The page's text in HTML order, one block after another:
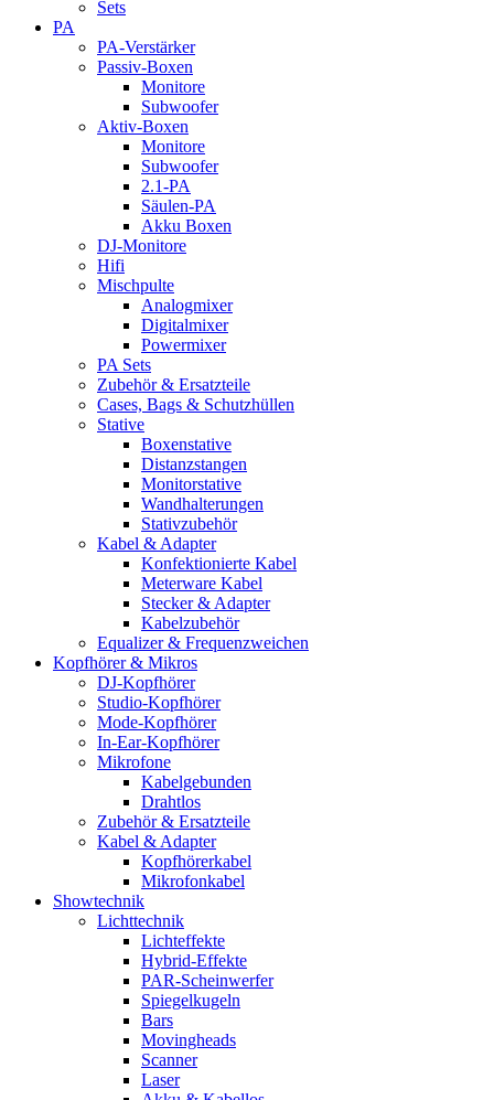
Sets
PA
PA-Verstärker
Passiv-Boxen
Monitore
Subwoofer
Aktiv-Boxen
Monitore
Subwoofer
2.1-PA
Säulen-PA
Akku Boxen
DJ-Monitore
Hifi
Mischpulte
Analogmixer
Digitalmixer
Powermixer
PA Sets
Zubehör & Ersatzteile
Cases, Bags & Schutzhüllen
Stative
Boxenstative
Distanzstangen
Monitorstative
Wandhalterungen
Stativzubehör
Kabel & Adapter
Konfektionierte Kabel
Meterware Kabel
Stecker & Adapter
Kabelzubehör
Equalizer & Frequenzweichen
Kopfhörer & Mikros
DJ-Kopfhörer
Studio-Kopfhörer
Mode-Kopfhörer
In-Ear-Kopfhörer
Mikrofone
Kabelgebunden
Drahtlos
Zubehör & Ersatzteile
Kabel & Adapter
Kopfhörerkabel
Mikrofonkabel
Showtechnik
Lichttechnik
Lichteffekte
Hybrid-Effekte
PAR-Scheinwerfer
Spiegelkugeln
Bars
Movingheads
Scanner
Laser